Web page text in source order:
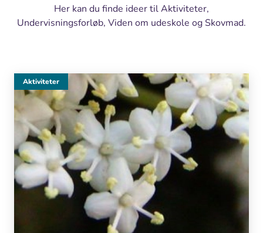
Her kan du finde ideer til Aktiviteter,
Undervisningsforløb, Viden om udeskole og Skovmad.
Aktiviteter